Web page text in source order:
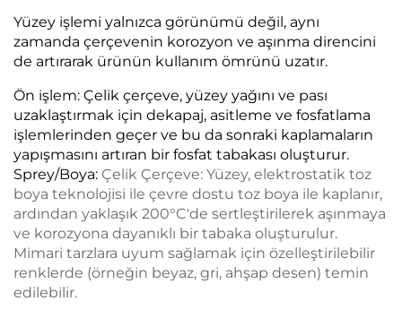
Yüzey işlemi yalnızca görünümü değil, aynı
zamanda çerçevenin korozyon ve aşınma direncini
de artırarak ürünün kullanım ömrünü uzatır.
Ön işlem: Çelik çerçeve, yüzey yağını ve pası
uzaklaştırmak için dekapaj, asitleme ve fosfatlama
işlemlerinden geçer ve bu da sonraki kaplamaların
yapışmasını artıran bir fosfat tabakası oluşturur.
Sprey/Boya: Çelik Çerçeve: Yüzey, elektrostatik toz
boya teknolojisi ile çevre dostu toz boya ile kaplanır,
ardından yaklaşık 200°C'de sertleştirilerek aşınmaya
ve korozyona dayanıklı bir tabaka oluşturulur.
Mimari tarzlara uyum sağlamak için özelleştirilebilir
renklerde (örneğin beyaz, gri, ahşap desen) temin
edilebilir.